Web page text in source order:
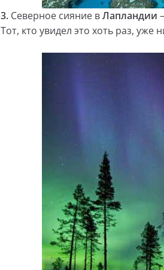
3. Северное сияние вЛапландии
Тот, кто увидел это хоть раз, уже